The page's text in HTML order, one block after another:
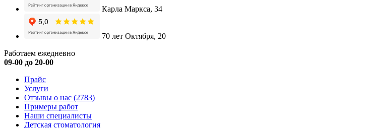
Карла Маркса, 34
70 лет Октября, 20
Работаем ежедневно
09-00 до 20-00
Прайс
Услуги
Отзывы о нас (2783)
Примеры работ
Наши специалисты
Детская стоматология